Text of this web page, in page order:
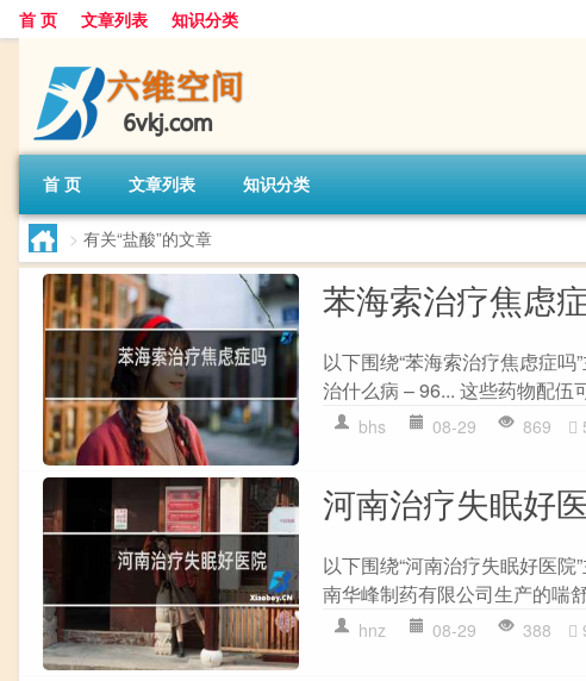
首 页 文章列表 知识分类
首 页 文章列表 知识分类
> 有关“盐酸”的文章
苯海索治疗焦虑
以下围绕“苯海索治疗焦虑症
治什么病 – 96... 这些药物配伍
bhs 08-29 869
河南治疗失眠好
以下围绕“河南治疗失眠好医
南华峰制药有限公司生产的喘
hnz 08-29 388